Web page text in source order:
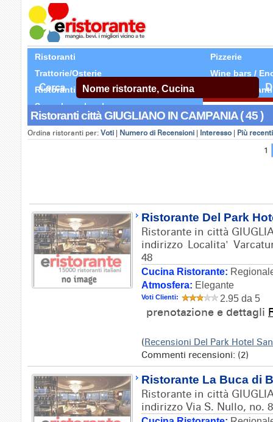
Ristoranti
Pizzerie
Trattorie/Osterie
Wine bars /
Ristoranti Etnici
Tutti Ristoranti
Segnala un locale
Cerca
Ristoranti città GIUGLIANO IN CAMPANIA ( 45 )
Ordina ristoranti per: Voti Numero di Recensioni Interesso Più recenti
1
Ristorante Del Park
Ristorante in città
indirizzo Localita'
48
Cucina Ristorante:
Atmosfera: Elegante
Voti Clienti: 2.95 da 5
prenotazione e dettagli
(Recensioni Del Park Hotel
Commenti recensioni: (2)
Ristorante La Buca di
Ristorante in città
indirizzo Via S. Nullo, no.